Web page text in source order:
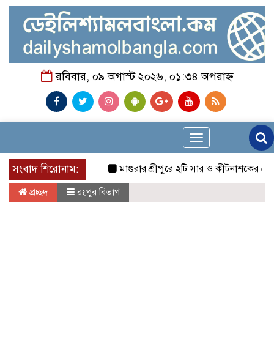
রবিবার, ০৯ অগাস্ট ২০২৬, ০১:৩৪ অপরাহ্ন
Toggle
navigation
সংবাদ শিরোনাম:
মাগুরার শ্রীপুরে ২টি সার ও কীটনাশকের দোকানে
প্রচ্ছদ রংপুর বিভাগ